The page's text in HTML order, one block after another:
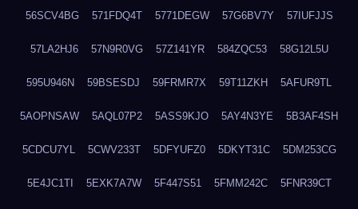
56SCV4BG 571FDQ4T 5771DEGW 57G6BV7Y 57IUFJJS
57LA2HJ6 57N9R0VG 57Z141YR 584ZQC53 58G12L5U
595U946N 59BSESDJ 59FRMR7X 59T11ZKH 5AFUR9TL
5AOPNSAW 5AQL07P2 5ASS9KJO 5AY4N3YE 5B3AF4SH
5CDCU7YL 5CWV233T 5DFYUFZ0 5DKYT31C 5DM253CG
5E4JC1TI 5EXK7A7W 5F447S51 5FMM242C 5FNR39CT